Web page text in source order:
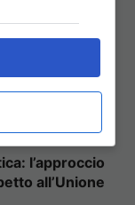
il
l’approccio
all’Unione